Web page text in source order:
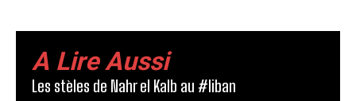
A Lire Aussi
Les stèles de Nahr el Kalb au #liban